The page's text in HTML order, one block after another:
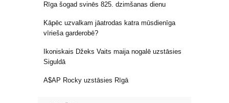
Rīga šogad svinēs 825. dzimšanas dienu
Kāpēc uzvalkam jāatrodas katra mūsdienīga
vīrieša garderobē?
Ikoniskais Džeks Vaits maija nogalē uzstāsies
Siguldā
A$AP Rocky uzstāsies Rīgā